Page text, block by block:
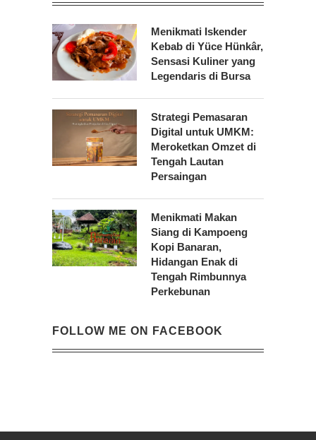
Menikmati Iskender
Kebab di Yüce Hünkâr,
Sensasi Kuliner yang
Legendaris di Bursa
Strategi Pemasaran
Digital untuk UMKM:
Meroketkan Omzet di
Tengah Lautan
Persaingan
Menikmati Makan
Siang di Kampoeng
Kopi Banaran,
Hidangan Enak di
Tengah Rimbunnya
Perkebunan
FOLLOW ME ON FACEBOOK